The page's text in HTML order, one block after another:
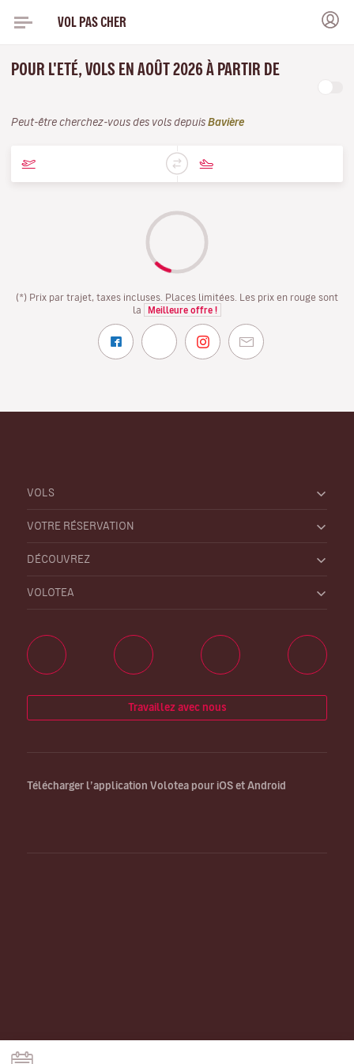
VOL PAS CHER
POUR L'ETÉ, VOLS EN AOÛT 2026 À PARTIR DE
Peut-être cherchez-vous des vols depuis Bavière
(*) Prix par trajet, taxes incluses. Places limitées. Les prix en rouge sont
la
Meilleure offre !
VOLS
VOTRE RÉSERVATION
DÉCOUVREZ
VOLOTEA
Travaillez avec nous
Télécharger l’application Volotea pour iOS et Android